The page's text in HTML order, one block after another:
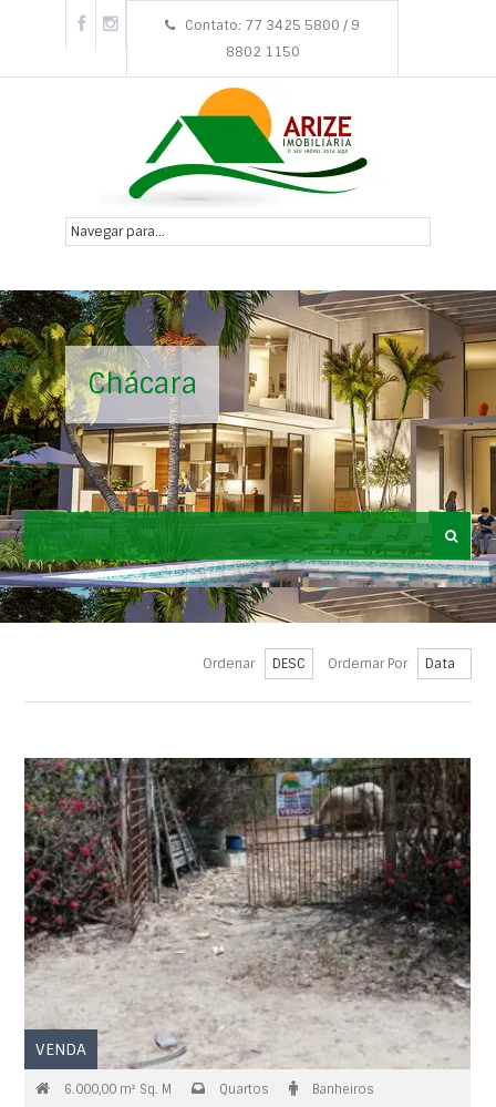
Contato: 77 3425 5800 / 9
8802 1150
Chácara
Ordenar Ordernar Por
VENDA
6.000,00 m² Sq. M Quartos Banheiros